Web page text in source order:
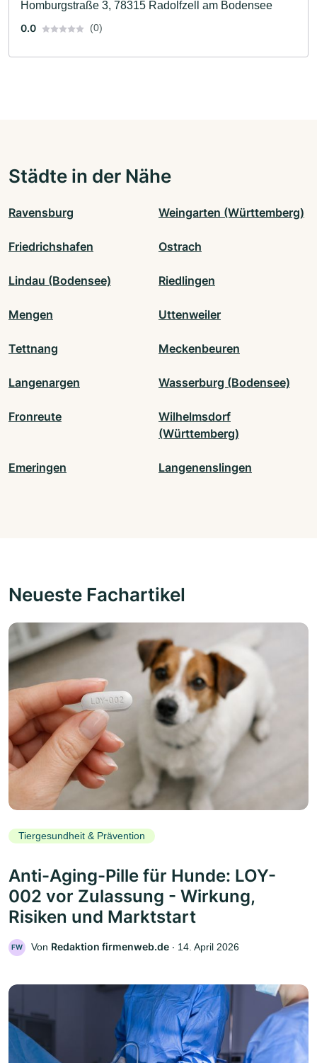
Homburgstraße 3, 78315 Radolfzell am Bodensee
0.0
(0)
Städte in der Nähe
Ravensburg Weingarten (Württemberg)
Friedrichshafen Ostrach
Lindau (Bodensee) Riedlingen
Mengen Uttenweiler
Tettnang Meckenbeuren
Langenargen Wasserburg (Bodensee)
Fronreute
Wilhelmsdorf
(Württemberg)
Emeringen Langenenslingen
Neueste Fachartikel
Tiergesundheit & Prävention
Anti-Aging-Pille für Hunde: LOY-
002 vor Zulassung - Wirkung,
Risiken und Marktstart
FW Von Redaktion firmenweb.de ‧ 14. April 2026